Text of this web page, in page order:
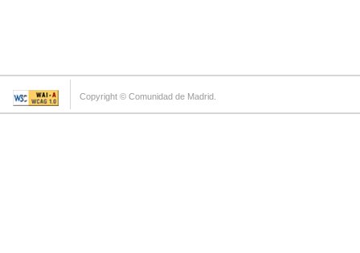
Copyright © Comunidad de Madrid.